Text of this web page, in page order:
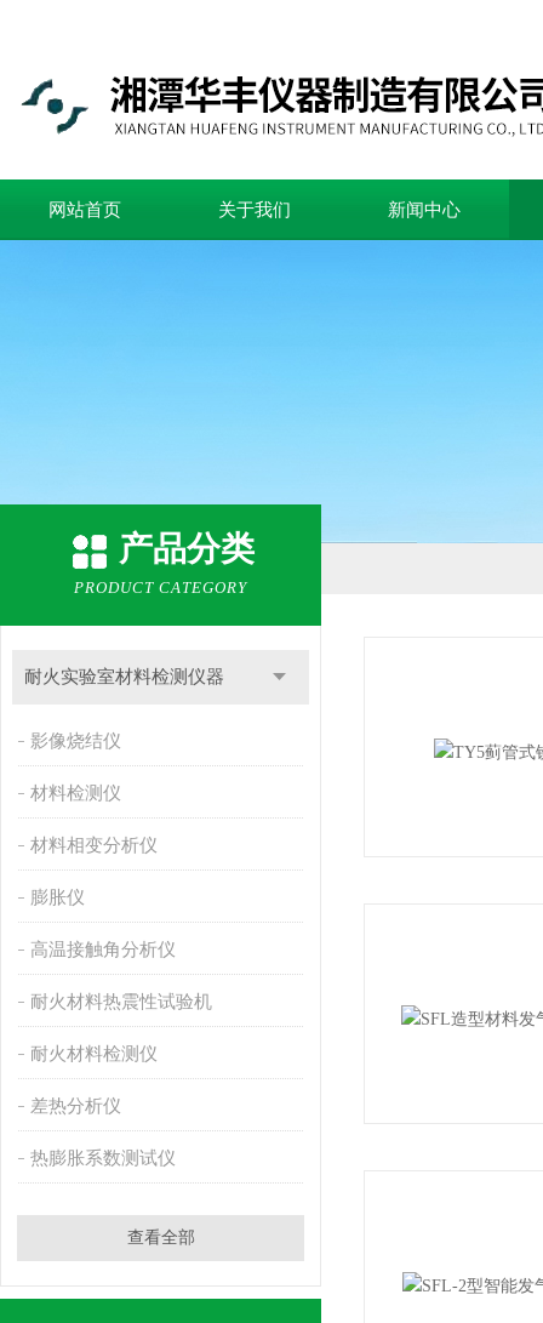
网站首页 关于我们 新闻中心
产品分类
PRODUCT CATEGORY
耐火实验室材料检测仪器
影像烧结仪
材料检测仪
材料相变分析仪
膨胀仪
高温接触角分析仪
耐火材料热震性试验机
耐火材料检测仪
差热分析仪
热膨胀系数测试仪
查看全部